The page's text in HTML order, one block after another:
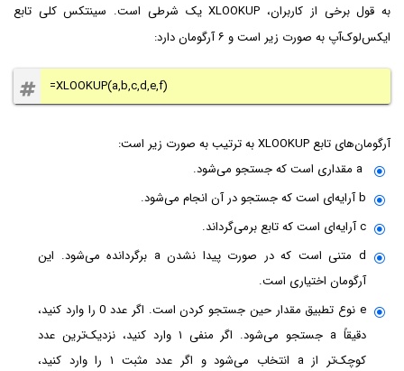
به قول برخی از کاربران، XLOOKUP یک شرطی است. سینتکس کلی تابع
ایکس‌لوک‌آپ به صورت زیر است و ۶ آرگومان دارد:
=XLOOKUP(a,b,c,d,e,f)
آرگومان‌های تابع XLOOKUP به ترتیب به صورت زیر است:
b آرایه‌ای است که جستجو در آن انجام می‌شود.
c آرایه‌ای است که تابع برمی‌گرداند.
d متنی است که در صورت پیدا نشدن a برگردانده می‌شود. این
آرگومان اختیاری است.
e نوع تطبیق مقدار حین جستجو کردن است. اگر عدد 0 را وارد کنید،
دقیقاً a جستجو می‌شود. اگر منفی ۱ وارد کنید، نزدیک‌ترین عدد
کوچک‌تر از a انتخاب می‌شود و اگر عدد مثبت ۱ را وارد کنید،